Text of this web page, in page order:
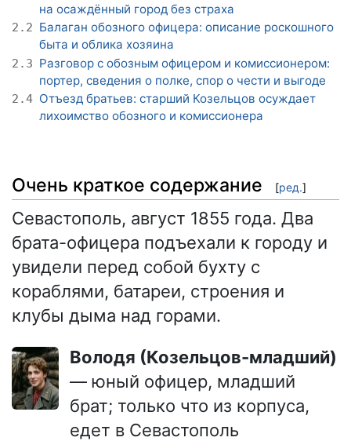
на осаждённый город без страха
2.2 Балаган обозного офицера: описание роскошного
быта и облика хозяина
2.3 Разговор с обозным офицером и комиссионером:
портер, сведения о полке, спор о чести и выгоде
2.4 Отъезд братьев: старший Козельцов осуждает
лихоимство обозного и комиссионера
Очень краткое содержание [ред.]
Севастополь, август 1855 года. Два
брата-офицера подъехали к городу и
увидели перед собой бухту с
кораблями, батареи, строения и
клубы дыма над горами.
Володя (Козельцов-младший)
— юный офицер, младший
брат; только что из корпуса,
едет в Севастополь